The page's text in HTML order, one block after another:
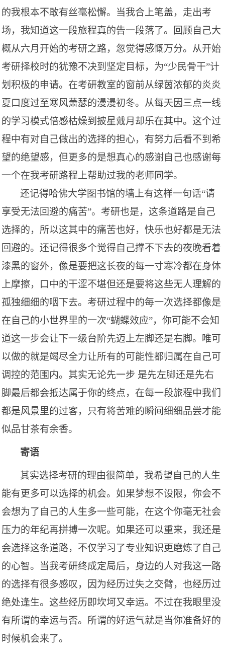
的我根本不敢有丝毫松懈。当我合上笔盖，走出考
场，我知道这一段旅程真的告一段落了。回顾自己大
概从六月开始的考研之路，忽觉得感慨万分。从开始
考研择校时的犹豫不决到坚定目标，为“少民骨干”计
划积极的申请。在考研教室的窗前从绿茵浓郁的炎炎
夏口度过至寒风萧瑟的漫漫初冬。从每天因三点一线
的学习模式倍感枯燥到披星戴月却乐在其中。这个过
程中有对自己做出的选择的担心，有努力后看不到希
望的绝望感，但更多的是想真心的感谢自己也感谢每
一个在我考研路程上帮助过我的老师同学。
还记得哈佛大学图书馆的墙上有这样一句话“请
享受无法回避的痛苦”。考研也是，这条道路是自己
选择的，所以这其中的痛苦也好，快乐也好都是无法
回避的。还记得很多个觉得自己撑不下去的夜晚看着
漆黑的窗外，像是要把这长夜的每一寸寒冷都在身体
上摩擦，口中的干涩不堪但还是要将这些无人理解的
孤独细细的咽下去。考研过程中的每一次选择都像是
在自己的小世界里的一次“蝴蝶效应”，你可能不会知
道这一步会让下一级台阶先迈上左脚还是右脚。唯可
以做的就是竭尽全力让所有的可能性都归属在自己可
调控的范围内。其实无论先一步 是先左脚还是先右
脚最后都会抵达属于你的终点，在每一段旅程中我们
都是风景里的过客，只有将苦难的瞬间细细品尝才能
似品甘茶有余香。
寄语
其实选择考研的理由很简单，我希望自己的人生
能有更多可以选择的机会。如果梦想不设限，你会不
会想为了自己的人生多一些可能，在这个你毫无社会
压力的年纪再拼搏一次呢。如果还可以重来，我还是
会选择这条道路，不仅学习了专业知识更磨炼了自己
的心智。当我考研终成定局后，身边的人对我这一路
的选择有很多感叹，因为经历过失之交臂，也经历过
绝处逢生。这些经历即坎坷又幸运。不过在我眼里没
有所谓的幸运与否。所谓的好运气就是当你准备好的
时候机会来了。